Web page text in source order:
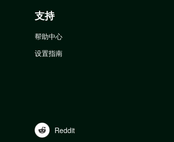
支持
帮助中心
设置指南
Reddit